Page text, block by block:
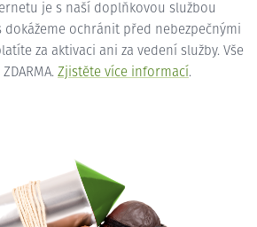
je s naší doplňkovou službou
dokážeme ochránit před nebezpečnými
za aktivaci ani za vedení služby. Vše
Zjistěte více informací.